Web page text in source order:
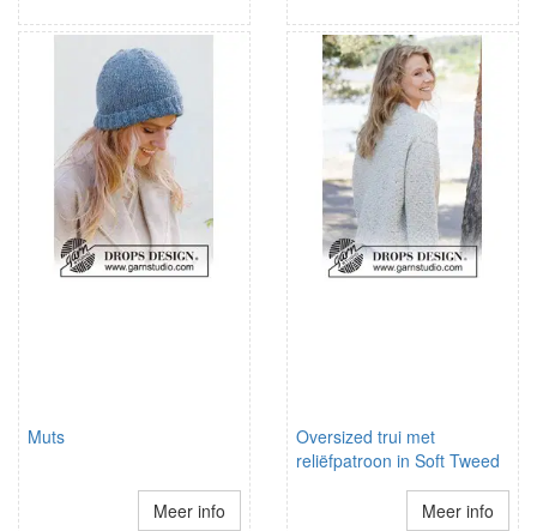
Muts
Meer info
Oversized trui met
reliëfpatroon in Soft Tweed
Meer info